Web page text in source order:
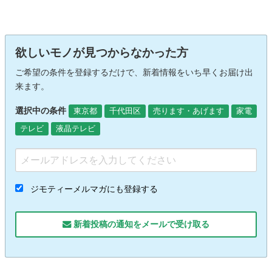
欲しいモノが見つからなかった方
ご希望の条件を登録するだけで、新着情報をいち早くお届け出
来ます。
選択中の条件 東京都 千代田区 売ります・あげます
家電
テレビ
液晶テレビ
ジモティーメルマガにも登録する
新着投稿の通知をメールで受け取る